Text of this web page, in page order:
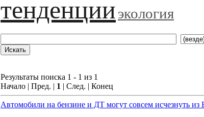
тенденцииэкология
Результаты поиска 1 - 1 из 1
Начало | Пред. | 1 | След. | Конец
Автомобили на бензине и ДТ могут совсем исчезнуть из